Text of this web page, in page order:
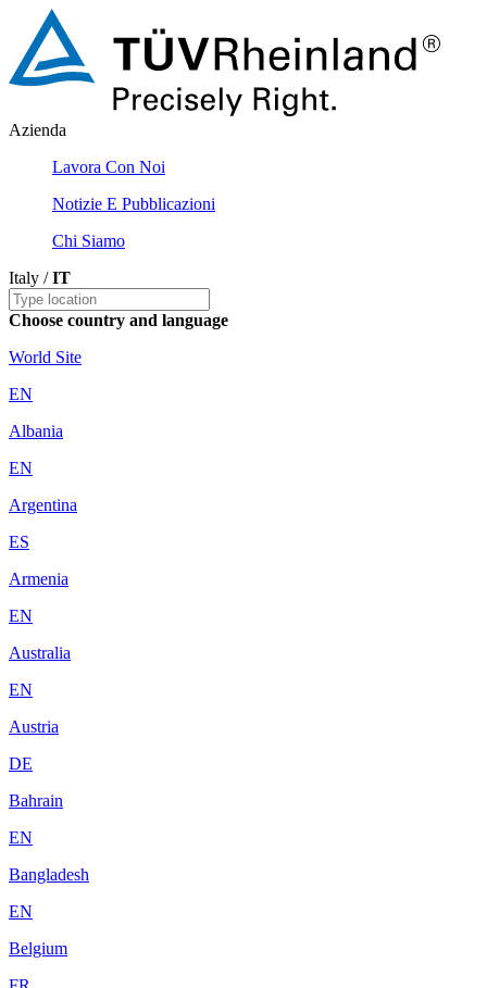
Azienda
Lavora Con Noi
Notizie E Pubblicazioni
Chi Siamo
Italy /IT
Choose country and language
World Site
EN
Albania
EN
Argentina
ES
Armenia
EN
Australia
EN
Austria
DE
Bahrain
EN
Bangladesh
EN
Belgium